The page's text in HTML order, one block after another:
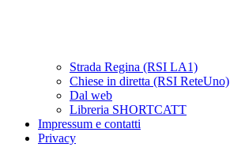
Strada Regina (RSI LA1)
Chiese in diretta (RSI ReteUno)
Dal web
Libreria SHORTCATT
Impressum e contatti
Privacy